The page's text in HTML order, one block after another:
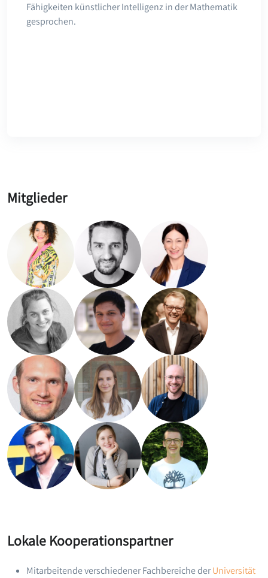
Fähigkeiten künstlicher Intelligenz in der Mathematik
gesprochen.
Mitglieder
Lokale Kooperationspartner
Mitarbeitende verschiedener Fachbereiche derUniversität